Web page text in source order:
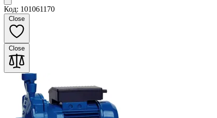
Код: 101061170
Close
Close